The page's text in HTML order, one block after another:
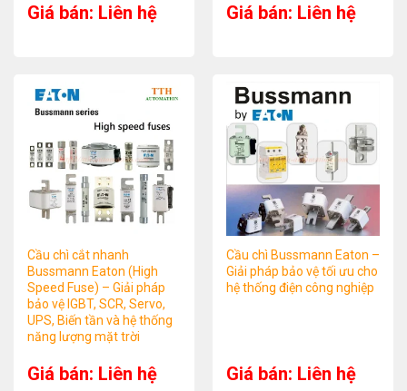
Giá bán: Liên hệ Giá bán: Liên hệ
Cầu chì cắt nhanh
Bussmann Eaton (High
Speed Fuse) – Giải pháp
bảo vệ IGBT, SCR, Servo,
UPS, Biến tần và hệ thống
năng lượng mặt trời
Giá bán: Liên hệ
Cầu chì Bussmann Eaton –
Giải pháp bảo vệ tối ưu cho
hệ thống điện công nghiệp
Giá bán: Liên hệ